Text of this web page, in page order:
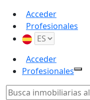
Acceder
Profesionales
Acceder
Profesionales